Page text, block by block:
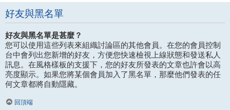
好友與黑名單
好友與黑名單是甚麼？
您可以使用這些列表來組織討論區的其他會員。在您的會員控制
台中會列出您新增的好友，方便您快速檢視上線狀態和發送私人
訊息。在風格樣板的支援下，您的好友所發表的文章也許會以高
亮度顯示。如果您將某個會員加入了黑名單，那麼他們發表的任
何文章都將自動隱藏。
回頂端